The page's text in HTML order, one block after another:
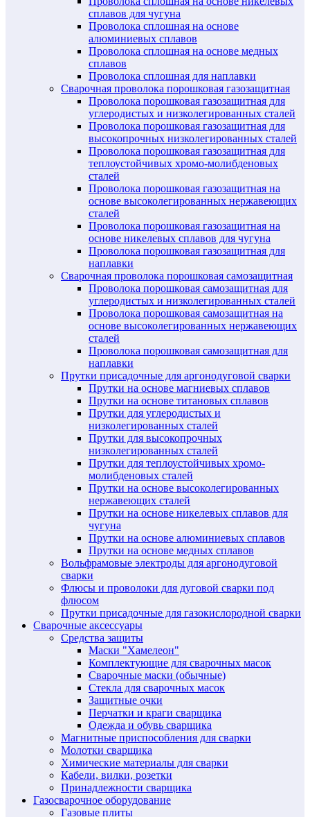
сплавов для чугуна
Проволока сплошная на основе
алюминиевых сплавов
Проволока сплошная на основе медных
сплавов
Проволока сплошная для наплавки
Сварочная проволока порошковая газозащитная
Проволока порошковая газозащитная для
углеродистых и низколегированных сталей
Проволока порошковая газозащитная для
высокопрочных низколегированных сталей
Проволока порошковая газозащитная для
теплоустойчивых хромо-молибденовых
сталей
Проволока порошковая газозащитная на
основе высоколегированных нержавеющих
сталей
Проволока порошковая газозащитная на
основе никелевых сплавов для чугуна
Проволока порошковая газозащитная для
наплавки
Сварочная проволока порошковая самозащитная
Проволока порошковая самозащитная для
углеродистых и низколегированных сталей
Проволока порошковая самозащитная на
основе высоколегированных нержавеющих
сталей
Проволока порошковая самозащитная для
наплавки
Прутки присадочные для аргонодуговой сварки
Прутки на основе магниевых сплавов
Прутки на основе титановых сплавов
Прутки для углеродистых и
низколегированных сталей
Прутки для высокопрочных
низколегированных сталей
Прутки для теплоустойчивых хромо-
молибденовых сталей
Прутки на основе высоколегированных
нержавеющих сталей
Прутки на основе никелевых сплавов для
чугуна
Прутки на основе алюминиевых сплавов
Прутки на основе медных сплавов
Вольфрамовые электроды для аргонодуговой
сварки
Флюсы и проволоки для дуговой сварки под
флюсом
Прутки присадочные для газокислородной сварки
Сварочные аксессуары
Средства защиты
Маски "Хамелеон"
Комплектующие для сварочных масок
Сварочные маски (обычные)
Стекла для сварочных масок
Защитные очки
Перчатки и краги сварщика
Одежда и обувь сварщика
Магнитные приспособления для сварки
Молотки сварщика
Химические материалы для сварки
Кабели, вилки, розетки
Принадлежности сварщика
Газосварочное оборудование
Газовые плиты